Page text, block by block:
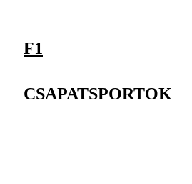
F1
CSAPATSPORTOK